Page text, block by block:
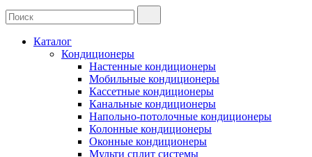
Каталог
Кондиционеры
Настенные кондиционеры
Мобильные кондиционеры
Кассетные кондиционеры
Канальные кондиционеры
Напольно-потолочные кондиционеры
Колонные кондиционеры
Оконные кондиционеры
Мульти сплит системы